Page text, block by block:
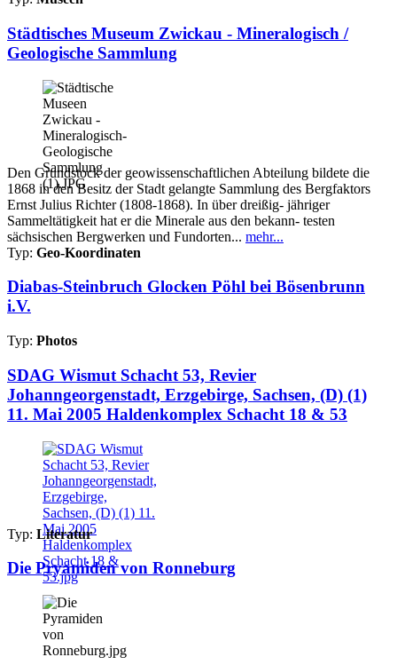
Städtisches Museum Zwickau - Mineralogisch /
Geologische Sammlung
Den Grundstock der geowissenschaftlichen Abteilung bildete die
1868 in den Besitz der Stadt gelangte Sammlung des Bergfaktors
Ernst Julius Richter (1808-1868). In über dreißig- jähriger
Sammeltätigkeit hat er die Minerale aus den bekann- testen
sächsischen Bergwerken und Fundorten... mehr...
Typ: Geo-Koordinaten
Diabas-Steinbruch Glocken Pöhl bei Bösenbrunn
i.V.
Typ: Photos
SDAG Wismut Schacht 53, Revier
Johanngeorgenstadt, Erzgebirge, Sachsen, (D) (1)
11. Mai 2005 Haldenkomplex Schacht 18 & 53
Typ: Literatur
Die Pryamiden von Ronneburg